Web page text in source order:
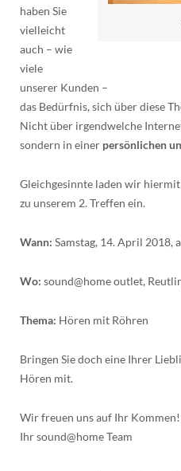
haben Sie
vielleicht
auch – wie
viele
unserer Kunden –
das Bedürfnis, sich über diese
Nicht über irgendwelche
sondern in einer persönlichen
Gleichgesinnte laden wir
zu unserem 2. Treffen ein.
Wann: Samstag, 14. April 2018,
Wo: sound@home outlet,
Thema: Hören mit Röhren
Bringen Sie doch eine Ihrer
Hören mit.
Wir freuen uns auf Ihr Kommen!
Ihr sound@home Team